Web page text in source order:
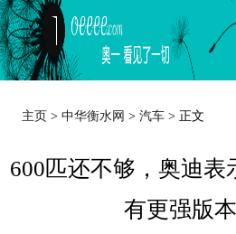
主页 >中华衡水网 >汽车 > 正文
600匹还不够，奥迪表
有更强版